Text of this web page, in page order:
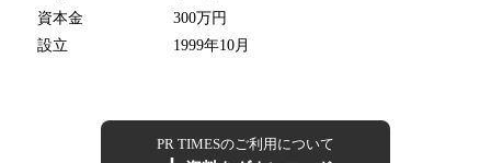
資本金
300万円
設立
1999年10月
PR TIMESのご利用について